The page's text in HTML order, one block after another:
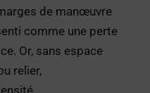
de manœuvre
comme une perte
Or, sans espace
relier,